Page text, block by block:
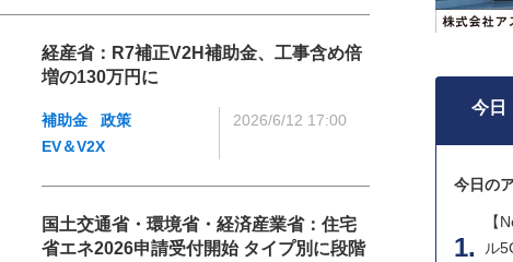
経産省：R7補正V2H補助金、工事含め倍
増の130万円に
補助金
政策
EV＆V2X
2026/6/12 17:00
国土交通省・環境省・経済産業省：住宅
省エネ2026申請受付開始 タイプ別に段階
今日
今日の
【
ル